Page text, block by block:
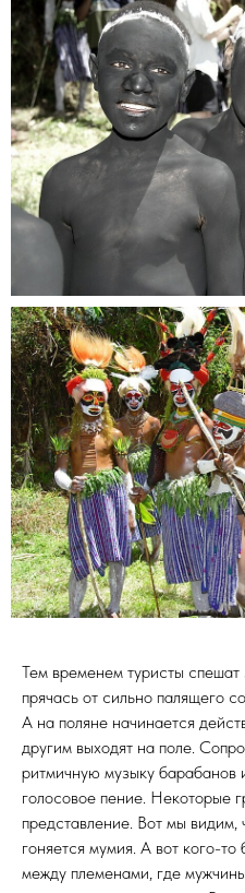
Тем временем туристы
прячась от сильно палящего
А на поляне начинается
другим выходят на поле.
ритмичную музыку барабанов
голосовое пение. Некоторые
представление. Вот мы
гоняется мумия. А вот кого-
между племенами, где